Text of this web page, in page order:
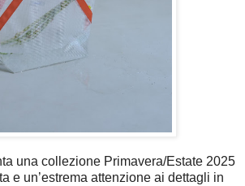
una collezione Primavera/Estate 2025
e un’estrema attenzione ai dettagli in